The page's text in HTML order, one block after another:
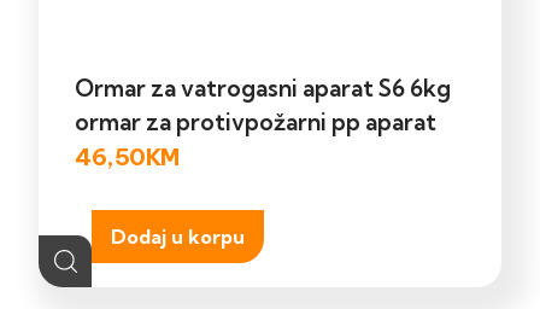
Ormar za vatrogasni aparat S6 6kg
ormar za protivpožarni pp aparat
46,50KM
Dodaj u korpu